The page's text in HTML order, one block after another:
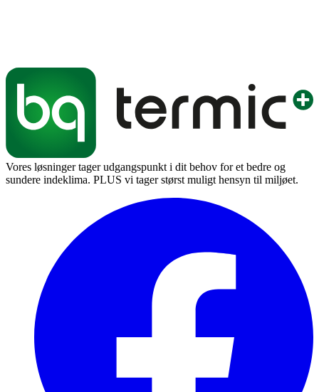
Vores løsninger tager udgangspunkt i dit behov for et bedre og
sundere indeklima. PLUS vi tager størst muligt hensyn til miljøet.